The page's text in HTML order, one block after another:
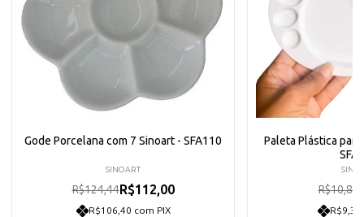
Gode Porcelana com 7 Sinoart - SFA110
SINOART
R$124,44R$112,00
R$106,40 com PIX
Paleta Plástica
R$10,89
R$9,31